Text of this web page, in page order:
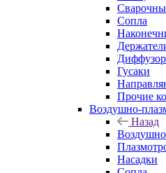
Сопла
Гусаки
Прочие
Воздушно-
Назад
Насадки